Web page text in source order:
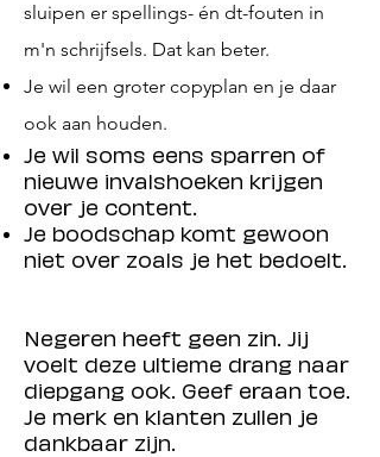
sluipen er spellings- én dt-fouten in
m'n schrijfsels. Dat kan beter.
Je wil een groter copyplan en je daar
ook aan houden.
Je wil soms eens sparren of
nieuwe invalshoeken krijgen
over je content.
Je boodschap komt gewoon
niet over zoals je het bedoelt.
Negeren heeft geen zin. Jij
voelt deze ultieme drang naar
diepgang ook. Geef eraan toe.
Je merk en klanten zullen je
dankbaar zijn.​